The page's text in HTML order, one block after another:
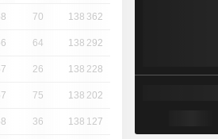
70 138 362
64 138 292
26 138 228
75 138 202
36 138 127